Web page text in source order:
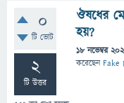
0
টি ভোট
2
টি উত্তর
ঔষধের
হয়?
18 নভেম্বর
করেছেনFake